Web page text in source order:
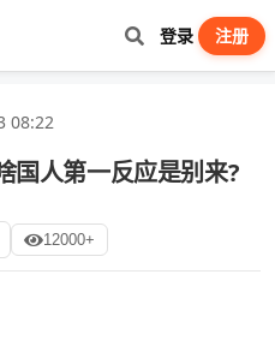
登录 注册
08:22
国人第一反应是别来?
12000+